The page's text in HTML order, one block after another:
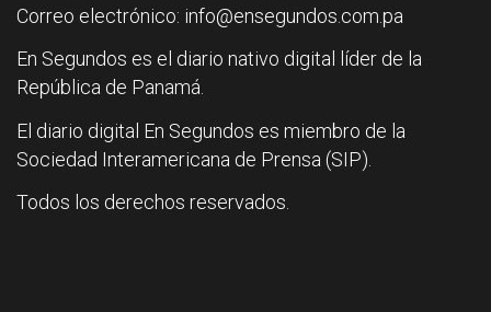
Correo electrónico: info@ensegundos.com.pa
En Segundos es el diario nativo digital líder de la
República de Panamá.
El diario digital En Segundos es miembro de la
Sociedad Interamericana de Prensa (SIP).
Todos los derechos reservados.